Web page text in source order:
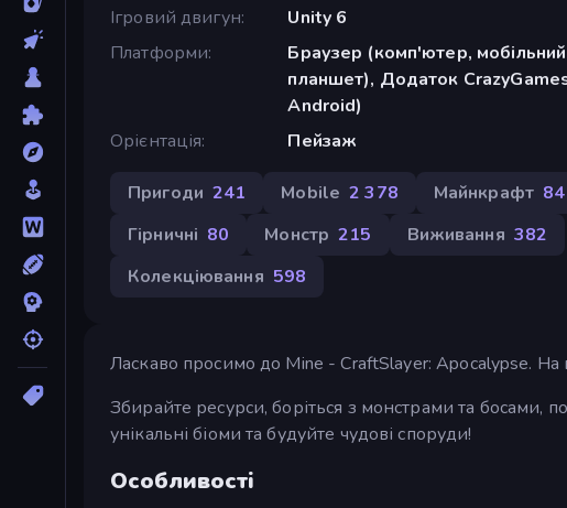
Ігровий двигун
Unity 6
Платформи
Браузер (комп'ютер,
планшет), Додаток
Android)
Орієнтація
Пейзаж
Пригоди 241 Mobile 2 378 Майнкрафт 84
Гірничні 80 Монстр 215 Виживання 382
Колекціювання 598
Ласкаво просимо до Mine - CraftSlayer: Apocalypse.
Збирайте ресурси, боріться з монстрами та босами,
унікальні біоми та будуйте чудові споруди!
Особливості